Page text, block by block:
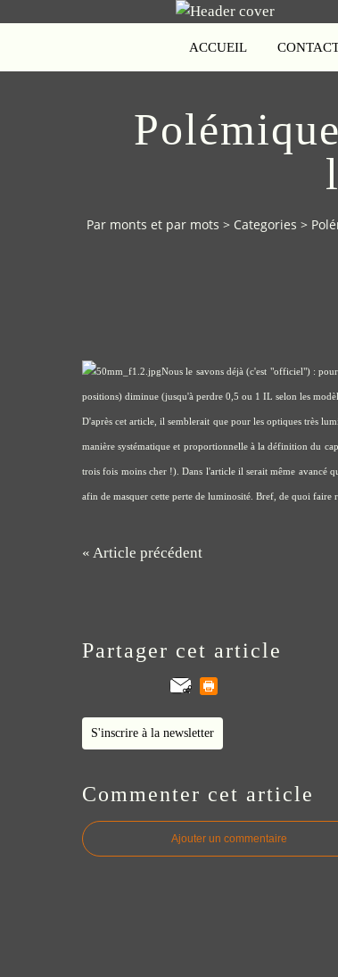
ACCUEIL
Par monts et par mots > Categories >
Nous le savons déjà (c'est "officiel") :
positions) diminue (jusqu'à perdre 0,5 ou 1 IL selon les
D'aprèscet article , il semblerait que pour les optiques très
manière systématique et proportionnelle à la définition du
trois fois moins cher !). Dans l'article il serait même avancé
afin de masquer cette perte de luminosité. Bref, de quoi faire
« Article précédent
Partager cet article
S'inscrire à la newsletter
Commenter cet article
Ajouter un commentaire